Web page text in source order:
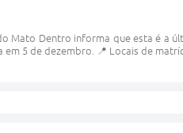
Mato Dentro informa que esta é a
5 de dezembro. 📍 Locais de